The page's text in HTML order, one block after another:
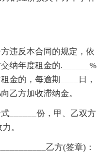
违反本合同的规定，依
纳年度租金的.______%
金的，每逾期____日，
乙方加收滞纳金。
______份，甲、乙双方
。
乙方(签章)：